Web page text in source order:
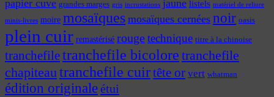
papier cuve grandes marges gris incrustations jaune listels matériel de reliure
minis-livres moire mosaïques mosaïques cernées noir oasis
plein cuir remastérisé rougetechnique titre à la chinoise
tranchefiletranchefile bicolore tranchefile
chapiteautranchefile cuirtête or vert whatman
édition originaleétui